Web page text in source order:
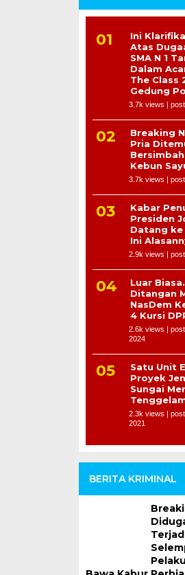
Ini
Atas
SMA N 1
Dalam
The Class
Gedung
3.7k views |
Breaking
Pria
Kebun
3.7k views |
Kabar
Presiden
Datang ke
Ini
2.9k views |
Luar
Ditangan
NasDem
4 Kursi
2.6k views |
2024
Satu Unit
Proyek
Sungai
2.3k views |
2021
BERITA KRIMINAL